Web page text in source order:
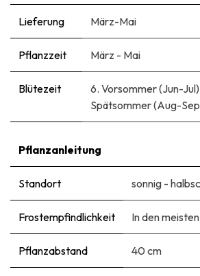
Lieferung März-Mai
Pflanzzeit März - Mai
Blütezeit 6. Vorsommer (Jun-Jul)
Spätsommer (Aug-
Pflanzanleitung
Standort sonnig -
Frostempfindlichkeit In den
Pflanzabstand 40 cm